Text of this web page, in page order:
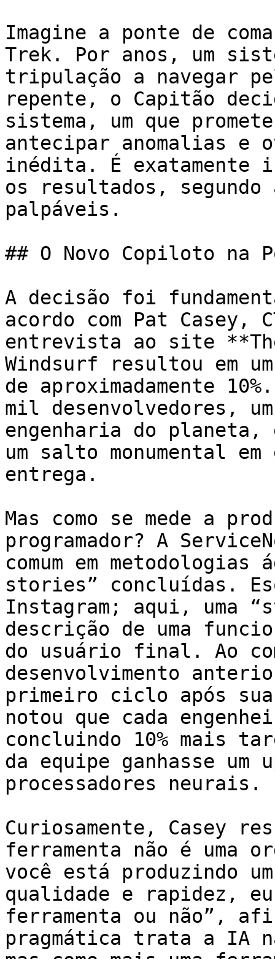
Imagine a ponte de
Trek. Por anos, um
tripulação a navegar
repente, o Capitão
sistema, um que
antecipar anomalias e
inédita. É exatamente
os resultados, segundo
palpáveis.
## O Novo Copiloto na
A decisão foi
acordo com Pat Casey,
entrevista ao site
Windsurf resultou em
de aproximadamente
mil desenvolvedores,
engenharia do planeta,
um salto monumental
entrega.
Mas como se mede a
programador? A
comum em
stories” concluídas.
Instagram; aqui, uma
descrição de uma
do usuário final. Ao
desenvolvimento
primeiro ciclo após sua
notou que cada
concluindo 10% mais
da equipe ganhasse um
processadores neurais.
Curiosamente, Casey
ferramenta não é uma
você está produzindo
qualidade e rapidez,
ferramenta ou não”,
pragmática trata a IA